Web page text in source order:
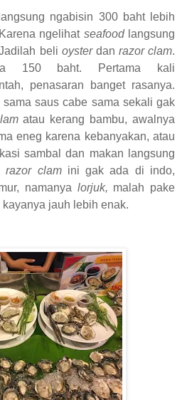
ngabisin 300 baht lebih
ngelihat seafood langsung
beli oyster dan razor clam.
150 baht. Pertama kali
penasaran banget rasanya.
saus cabe sama sekali gak
atau kerang bambu, awalnya
eneg karena kebanyakan, atau
sambal dan makan langsung
razor clamini gak ada di indo,
namanya lorjuk, malah pake
jauh lebih enak.